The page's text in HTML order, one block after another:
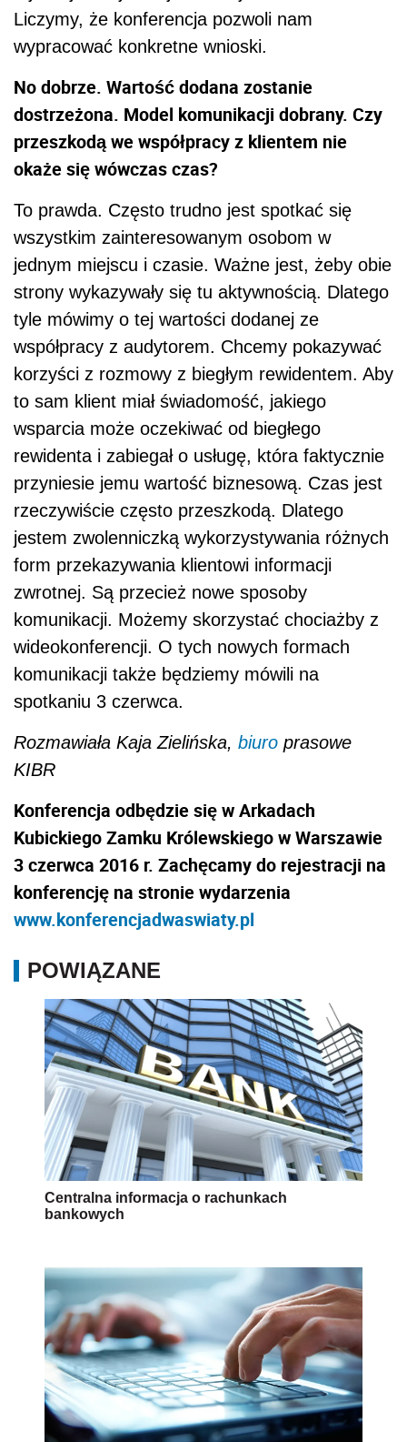
Liczymy, że konferencja pozwoli nam
wypracować konkretne wnioski.
No dobrze. Wartość dodana zostanie
dostrzeżona. Model komunikacji dobrany. Czy
przeszkodą we współpracy z klientem nie
okaże się wówczas czas?
To prawda. Często trudno jest spotkać się
wszystkim zainteresowanym osobom w
jednym miejscu i czasie. Ważne jest, żeby obie
strony wykazywały się tu aktywnością. Dlatego
tyle mówimy o tej wartości dodanej ze
współpracy z audytorem. Chcemy pokazywać
korzyści z rozmowy z biegłym rewidentem. Aby
to sam klient miał świadomość, jakiego
wsparcia może oczekiwać od biegłego
rewidenta i zabiegał o usługę, która faktycznie
przyniesie jemu wartość biznesową. Czas jest
rzeczywiście często przeszkodą. Dlatego
jestem zwolenniczką wykorzystywania różnych
form przekazywania klientowi informacji
zwrotnej. Są przecież nowe sposoby
komunikacji. Możemy skorzystać chociażby z
wideokonferencji. O tych nowych formach
komunikacji także będziemy mówili na
spotkaniu 3 czerwca.
Rozmawiała Kaja Zielińska, biuro prasowe
KIBR
Konferencja odbędzie się w Arkadach
Kubickiego Zamku Królewskiego w Warszawie
3 czerwca 2016 r. Zachęcamy do rejestracji na
konferencję na stronie wydarzenia
www.konferencjadwaswiaty.pl
POWIĄZANE
Centralna informacja o rachunkach
bankowych